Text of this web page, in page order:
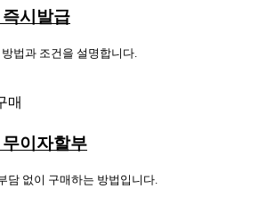
시발급
법과 조건을 설명합니다.
매
이자할부
담 없이 구매하는 방법입니다.